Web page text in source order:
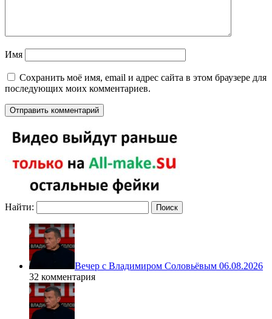
Имя
Сохранить моё имя, email и адрес сайта в этом браузере для
последующих моих комментариев.
Найти:
Вечер с Владимиром Соловьёвым 06.08.2026
32 комментария